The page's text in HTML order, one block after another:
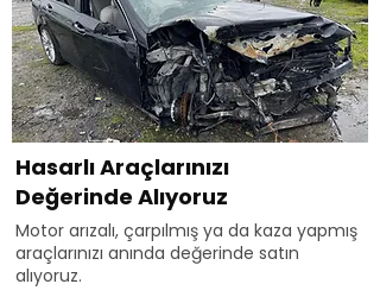
Hasarlı Araçlarınızı
Değerinde Alıyoruz
Motor arızalı, çarpılmış ya da kaza yapmış
araçlarınızı anında değerinde satın
alıyoruz.